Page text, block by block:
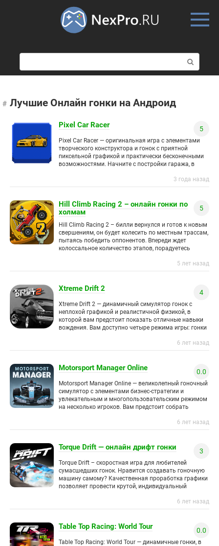
о
и
к
:
Лучшие Онлайн гонки на Андроид
Pixel Car Racer 5
Pixel Car Racer — оригинальная игра с элементами
творческого конструктора и гонок с приятной
пиксельной графикой и практически бесконечными
возможностями. Начните с постройки гаража, в
3 года назад
Hill Climb Racing 2 – онлайн гонки по
холмам
5
Hill Climb Racing 2 – билли вернулся и готов к новым
свершениям, он будет колесить по местным трассам,
пытаясь победить оппонентов. Впереди ждет
колоссальное количество этапов, порадуетесь
5 лет назад
Xtreme Drift 2 4
Xtreme Drift 2 — динамичный симулятор гонок с
неплохой графикой и реалистичной физикой, в
которой вам предстоит показать отличные навыки
вождения. Вам доступно четыре режима игры: гонки
6 лет назад
Motorsport Manager Online 0.0
Motorsport Manager Online — великолепный гоночный
симулятор с элементами бизнес-стратегии и
увлекательным и многопользовательским режимом
на несколько игроков. Вам предстоит собрать
6 лет назад
Torque Drift — онлайн дрифт гонки 3
Torque Drift – скоростная игра для любителей
сумасшедших гонок. Нравится создавать гоночную
машину самому? Качественная проработка графики
позволяет провести крутой, индивидуальный
6 лет назад
Table Top Racing: World Tour 0.0
Table Top Racing: World Tour — динамичные гонки, в